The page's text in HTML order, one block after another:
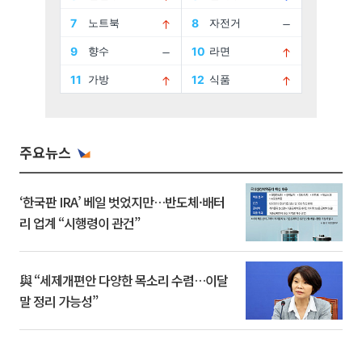
주요뉴스
‘한국판 IRA’ 베일 벗었지만…반도체·배터
리 업계 “시행령이 관건”
與 “세제개편안 다양한 목소리 수렴…이달
말 정리 가능성”